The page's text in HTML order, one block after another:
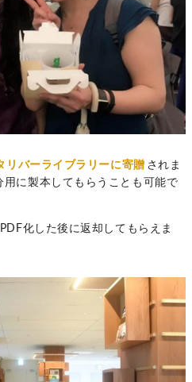
リバーライブラリーに寄贈 されま
に製本してもらうことも可能で
化した後に返却してもらえま